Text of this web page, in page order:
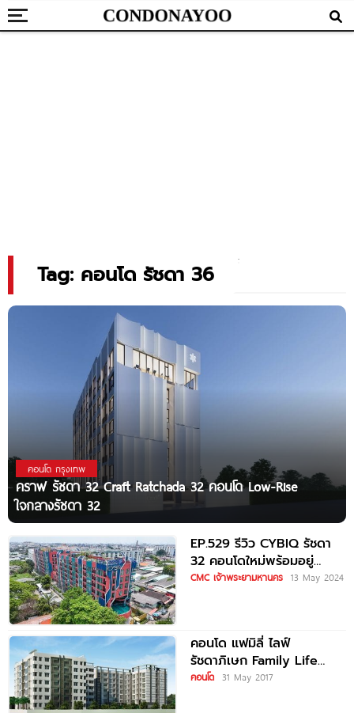
Tag: คอนโด รัชดา 36
คอนโด กรุงเทพ
คราฟ รัชดา 32 Craft Ratchada 32 คอนโด Low-Rise
ใจกลางรัชดา 32
EP.529 รีวิว CYBIQ รัชดา
32 คอนโดใหม่พร้อมอยู่
ใจกลางรัชดา ส่วนกลางครบ
CMC เจ้าพระยามหานคร 13 May 2024
คอนโด แฟมิลี่ ไลฟ์
รัชดาภิเษก Family Life
Ratchadapisek
คอนโด 31 May 2017